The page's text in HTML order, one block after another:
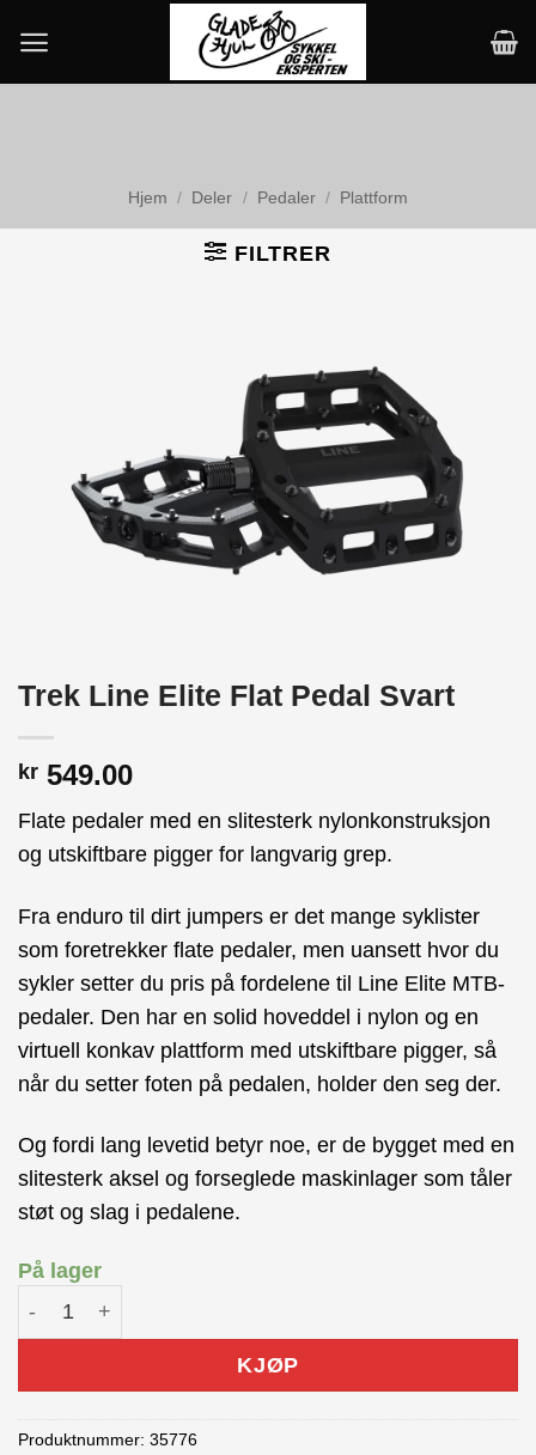
content
Hjem / Deler / Pedaler / Plattform
FILTRER
Trek Line Elite Flat Pedal Svart
kr 549.00
Flate pedaler med en slitesterk nylonkonstruksjon
og utskiftbare pigger for langvarig grep.
Fra enduro til dirt jumpers er det mange syklister
som foretrekker flate pedaler, men uansett hvor du
sykler setter du pris på fordelene til Line Elite MTB-
pedaler. Den har en solid hoveddel i nylon og en
virtuell konkav plattform med utskiftbare pigger, så
når du setter foten på pedalen, holder den seg der.
Og fordi lang levetid betyr noe, er de bygget med en
slitesterk aksel og forseglede maskinlager som tåler
støt og slag i pedalene.
På lager
KJØP
Produktnummer: 35776